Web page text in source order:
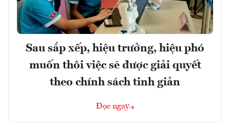
Sau sắp xếp, hiệu trưởng, hiệu phó
muốn thôi việc sẽ được giải quyết
theo chính sách tinh giản
Đọc ngay